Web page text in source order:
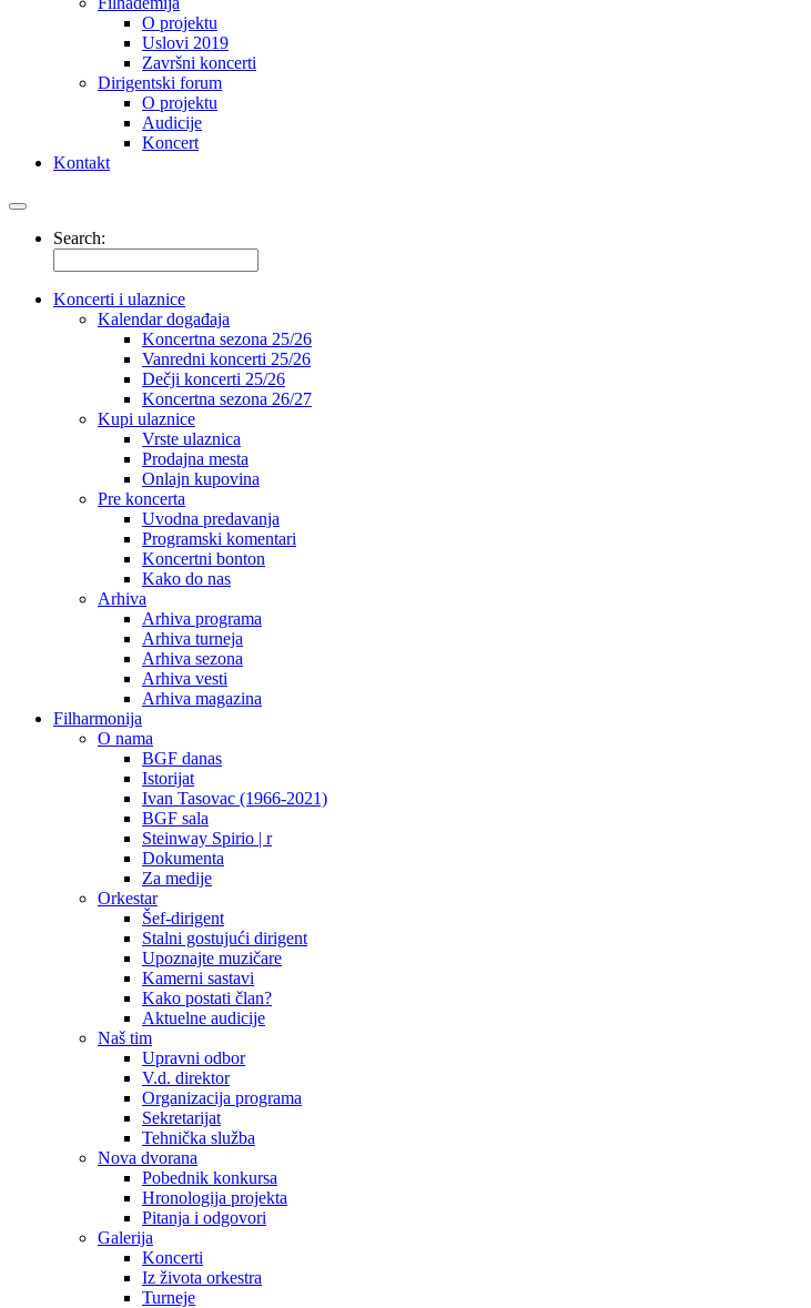
O projektu
Uslovi 2019
Završni koncerti
Dirigentski forum
O projektu
Audicije
Koncert
Kontakt
Search:
Koncerti i ulaznice
Kalendar događaja
Koncertna sezona 25/26
Vanredni koncerti 25/26
Dečji koncerti 25/26
Koncertna sezona 26/27
Kupi ulaznice
Vrste ulaznica
Prodajna mesta
Onlajn kupovina
Pre koncerta
Uvodna predavanja
Programski komentari
Koncertni bonton
Kako do nas
Arhiva
Arhiva programa
Arhiva turneja
Arhiva sezona
Arhiva vesti
Arhiva magazina
Filharmonija
O nama
BGF danas
Istorijat
Ivan Tasovac (1966-2021)
BGF sala
Steinway Spirio | r
Dokumenta
Za medije
Orkestar
Šef-dirigent
Stalni gostujući dirigent
Upoznajte muzičare
Kamerni sastavi
Kako postati član?
Aktuelne audicije
Naš tim
Upravni odbor
V.d. direktor
Organizacija programa
Sekretarijat
Tehnička služba
Nova dvorana
Pobednik konkursa
Hronologija projekta
Pitanja i odgovori
Galerija
Koncerti
Iz života orkestra
Turneje